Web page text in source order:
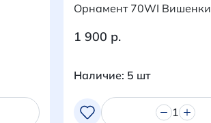
Орнамент 70WI Вишенки
1 900 р.
Наличие: 5 шт
1